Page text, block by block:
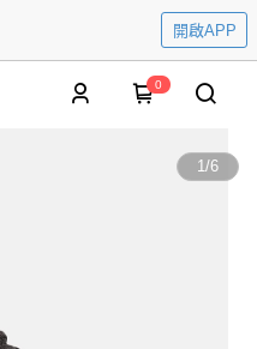
開啟APP
0
1/6